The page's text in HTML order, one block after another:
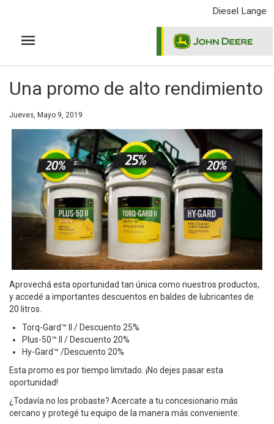
principal
Diesel Lange
Una promo de alto rendimiento
Jueves, Mayo 9, 2019
Aprovechá esta oportunidad tan única como nuestros productos,
y accedé a importantes descuentos en baldes de lubricantes de
20 litros.
Torq-Gard™ II / Descuento 25%
Plus-50™ II / Descuento 20%
Hy-Gard™ /Descuento 20%
Esta promo es por tiempo limitado. ¡No dejes pasar esta
oportunidad!
¿Todavía no los probaste? Acercate a tu concesionario más
cercano y protegé tu equipo de la manera más conveniente.